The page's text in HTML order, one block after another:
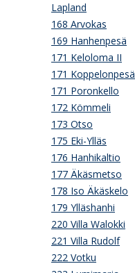
Lapland
168 Arvokas
169 Hanhenpesä
171 Keloloma II
171 Koppelonpesä
171 Poronkello
172 Kömmeli
173 Otso
175 Eki-Ylläs
176 Hanhikaltio
177 Äkäsmetso
178 Iso Äkäskelo
179 Ylläshanhi
220 Villa Walokki
221 Villa Rudolf
222 Votku